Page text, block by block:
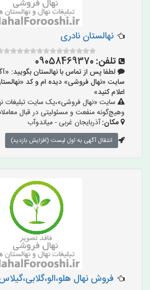
نهالستان نادری
تلفن: 09058469370
لطفا پس از تماس با نهالستان بگویید:
اعلام کنید»
سایت «نهال فروشی»،یک سایت تبلیغات
وهیچ‌گونه منفعت و مسئولیتی در قبال
مکان:آذربایجان غربی - میاندوآب
انتقال آگهی به اول لیست (افزایش بازدید)
فروش نهال